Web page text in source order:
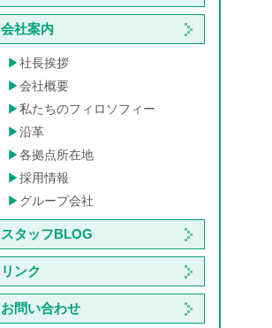
会社案内
社長挨拶
会社概要
私たちのフィロソフィー
沿革
各拠点所在地
採用情報
グループ会社
スタッフBLOG
リンク
お問い合わせ